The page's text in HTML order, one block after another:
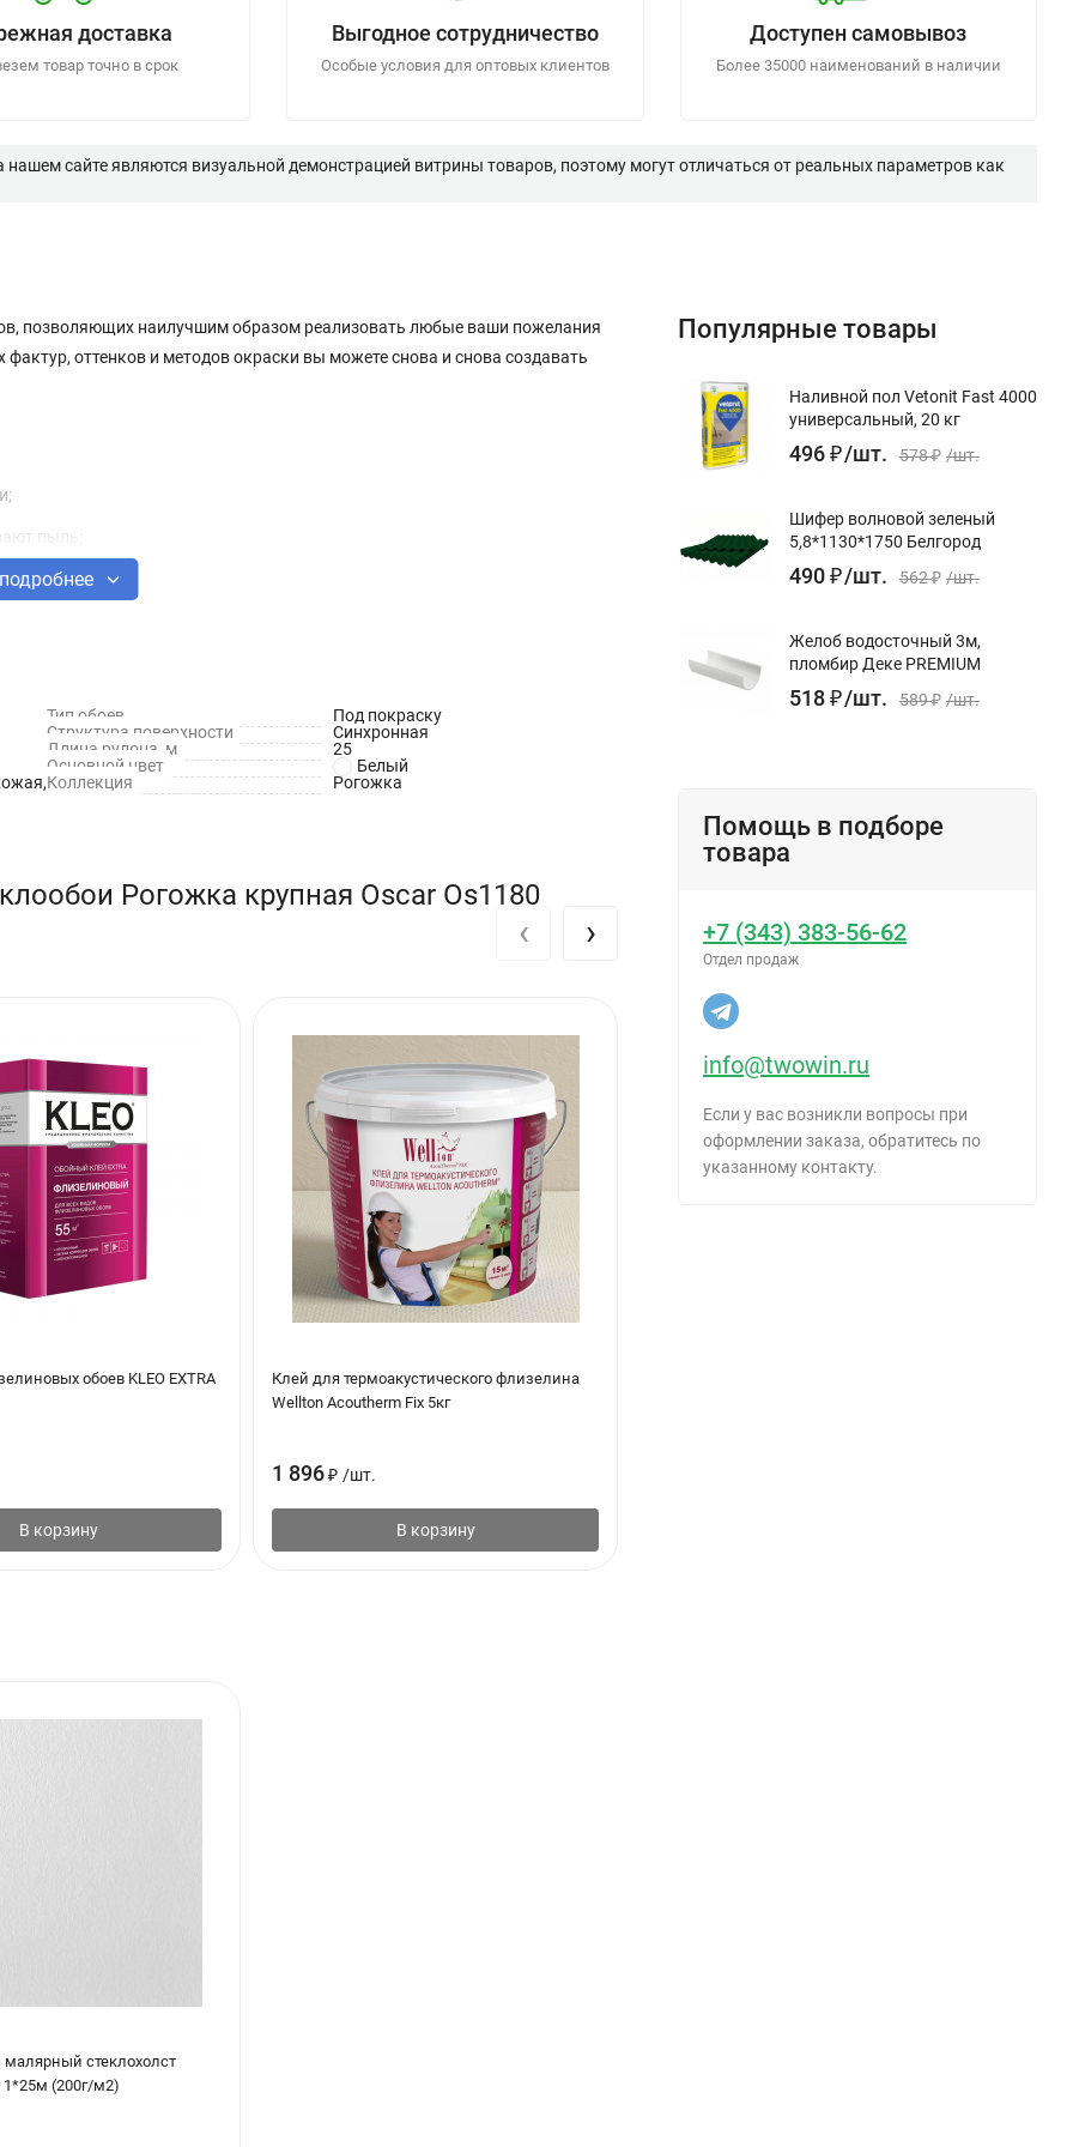
доставка
товар точно в срок
Выгодное сотрудничество
Особые условия для оптовых клиентов
Доступен самовывоз
Более 35000 наименований в наличии
сайте являются визуальной демонстрацией витрины товаров, поэтому могут отличаться от реальных параметров как
позволяющих наилучшим образом реализовать любые ваши пожелания
оттенков и методов окраски вы можете снова и снова создавать
пыль;
или механизированным способом на ширину не более 1,5 полотен
или параллельность стенам (на потолок), учитывая лицевую сторону
полотно шпателем
с интервалом в 12 часов
подробнее
Тип обоев
Под покраску
Структура поверхности
Синхронная
Длина рулона, м
25
Основной цвет
Белый
Коллекция Рогожка
Рогожка крупная Oscar Os1180
обоев KLEO EXTRA
В корзину
Клей для термоакустического флизелина
Wellton Acoutherm Fix 5кг
1 896 ₽ /шт.
В корзину
‹ ›
малярный стеклохолст
1*25м (200г/м2)
Популярные товары
Наливной пол Vetonit Fast 4000
универсальный, 20 кг
496₽/шт. 578₽ /шт.
Шифер волновой зеленый
5,8*1130*1750 Белгород
490₽/шт. 562₽ /шт.
Желоб водосточный 3м,
пломбир Деке PREMIUM
518₽/шт. 589₽ /шт.
Помощь в подборе
товара
+7 (343) 383-56-62
Отдел продаж
info@twowin.ru
Если у вас возникли вопросы при
оформлении заказа, обратитесь по
указанному контакту.